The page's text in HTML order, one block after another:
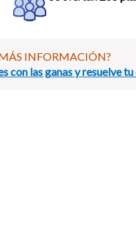
MÁS INFORMACIÓN?
con las ganas y resuelve